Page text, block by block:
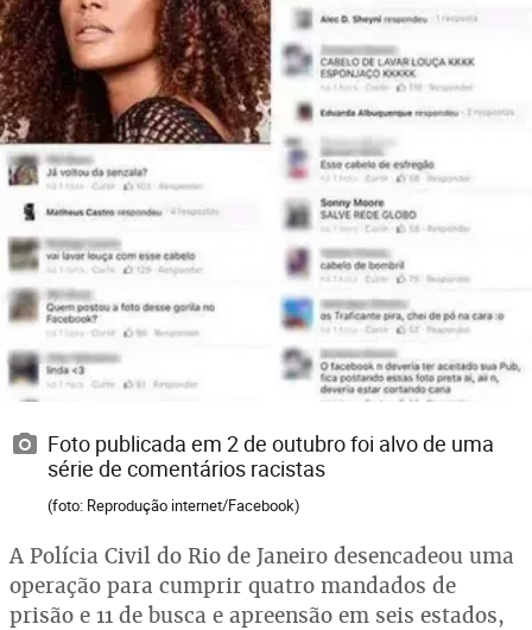
Foto publicada em 2 de outubro foi alvo de uma
série de comentários racistas
(foto: Reprodução internet/Facebook)
A Polícia Civil do Rio de Janeiro desencadeou uma
operação para cumprir quatro mandados de
prisão e 11 de busca e apreensão em seis estados,